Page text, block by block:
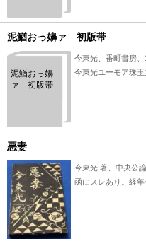
泥鰌おっ嬶ァ 初版帯
泥鰌おっ嬶
ァ 初版帯
今東光、番町書房、
今東光ユーモア珠玉
悪妻
今東光 著、中央公
函にスレあり。経年